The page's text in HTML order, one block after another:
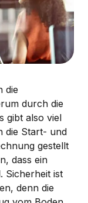
die
durch die
gibt also viel
die Start- und
gestellt
dass ein
Sicherheit ist
denn die